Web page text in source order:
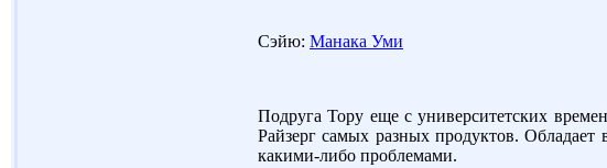
Сэйю: Манака Уми
Подруга Тору еще с университетских
Райзерг самых разных продуктов. Обладает
какими-либо проблемами.